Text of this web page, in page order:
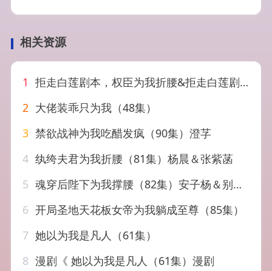
相关资源
1 拒走白莲剧本，权臣为我折腰&拒走白莲剧本权臣为我折腰（30集）AI短剧
2 大佬装乖只为我（48集）
3 禁欲战神为我吃醋发疯（90集）澄芓
4 纨绔夫君为我折腰（81集）杨晨＆张紫菡
5 魂穿后陛下为我撑腰（82集）安子杨＆别琳（张琴）
6 开局圣地天花板女帝为我躺成至尊（85集）
7 她以为我是凡人（61集）
8 漫剧《 她以为我是凡人（61集）漫剧